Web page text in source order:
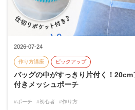
2026-07-24
作り方講座 ピックアップ
バッグの中がすっきり片付く！20cm
付きメッシュポーチ
#ポーチ #初心者 #作り方